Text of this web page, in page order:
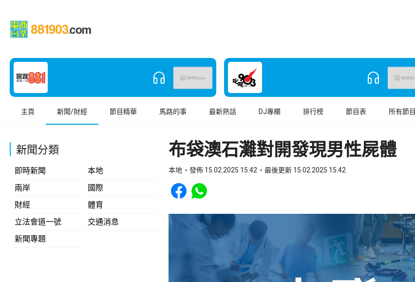
主頁 新聞/財經 節目精華 馬路的事 最新熱話 DJ專欄 排行榜 節目表 所有節目
新聞分類
即時新聞
本地
兩岸
國際
財經
體育
立法會道一號
交通消息
新聞專題
布袋澳石灘對開發現男性屍體
本地 發佈 15.02.2025 15:42 最後更新 15.02.2025 15:42
Share to Facebook
Share to WhatsApp